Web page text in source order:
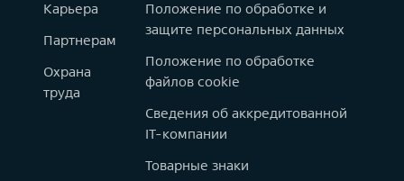
Карьера
Партнерам
Охрана
труда
Положение по обработке и
защите персональных данных
Положение по обработке
файлов cookie
Сведения об аккредитованной
IT-компании
Товарные знаки